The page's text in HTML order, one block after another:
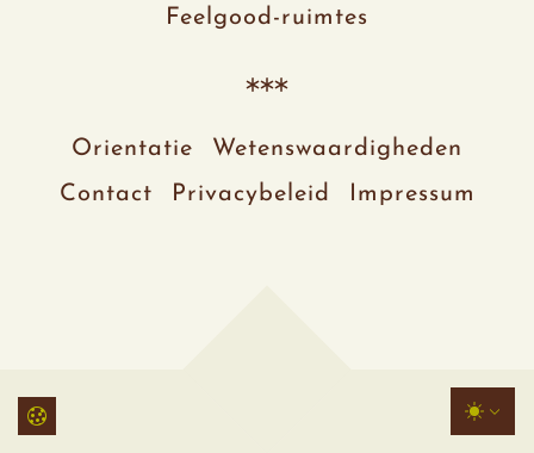
Feelgood-ruimtes
Orientatie
Wetenswaardigheden
Contact
Privacybeleid Impressum